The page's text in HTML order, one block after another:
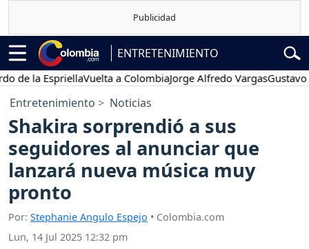
ENTRETENIMIENTO
la EspriellaVuelta a ColombiaJorge Alfredo VargasGustavo Petro
Entretenimiento Noticias
Shakira sorprendió a sus
seguidores al anunciar que
lanzará nueva música muy
pronto
Por: Stephanie Angulo Espejo • Colombia.com
Lun, 14 Jul 2025 12:32 pm